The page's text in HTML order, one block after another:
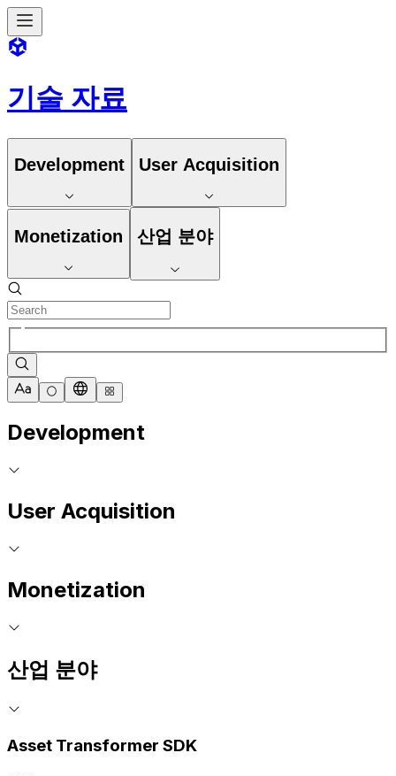
기술 자료
Development User Acquisition
Monetization 산업 분야
Development
User Acquisition
Monetization
산업 분야
Asset Transformer SDK